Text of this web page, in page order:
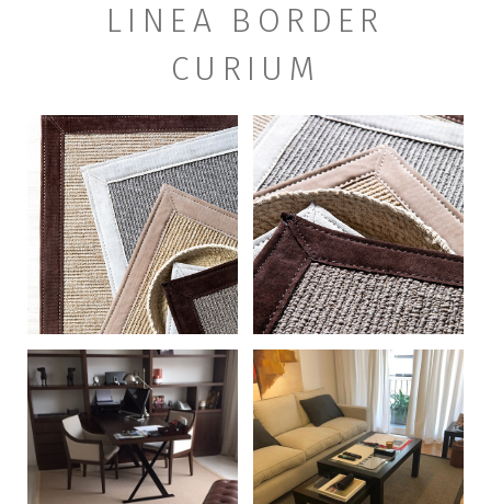
LINEA BORDER
CURIUM
+ +
+ +